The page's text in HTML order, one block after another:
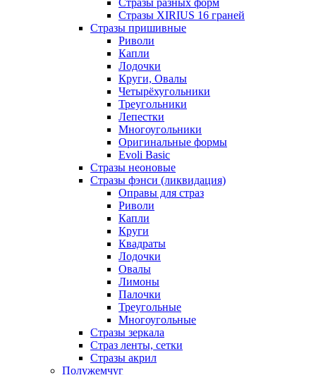
Стразы разных форм
Стразы XIRIUS 16 граней
Стразы пришивные
Риволи
Капли
Лодочки
Круги, Овалы
Четырёхугольники
Треугольники
Лепестки
Многоугольники
Оригинальные формы
Evoli Basic
Стразы неоновые
Стразы фэнси (ликвидация)
Оправы для страз
Риволи
Капли
Круги
Квадраты
Лодочки
Овалы
Лимоны
Палочки
Треугольные
Многоугольные
Стразы зеркала
Страз ленты, сетки
Стразы акрил
Полужемчуг